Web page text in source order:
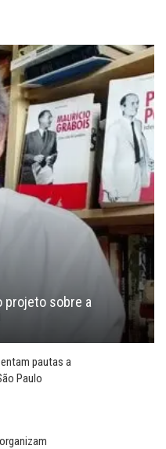
projeto sobre a
pautas a
Paulo